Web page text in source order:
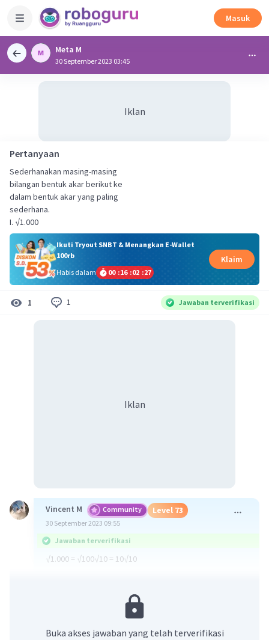
Masuk
Meta M
30 September 2023 03:45
Iklan
Pertanyaan
Sederhanakan masing-masing
bilangan bentuk akar berikut ke
dalam bentuk akar yang paling
sederhana.
I. √1.000
Ikuti Tryout SNBT & Menangkan E-Wallet
100rb
Habis dalam
00 :16 :02 :26
Klaim
1 1 Jawaban terverifikasi
Iklan
Vincent M Community Level 73
30 September 2023 09:55
Jawaban terverifikasi
√1.000 = √100√10 = 10√10
Buka akses jawaban yang telah terverifikasi